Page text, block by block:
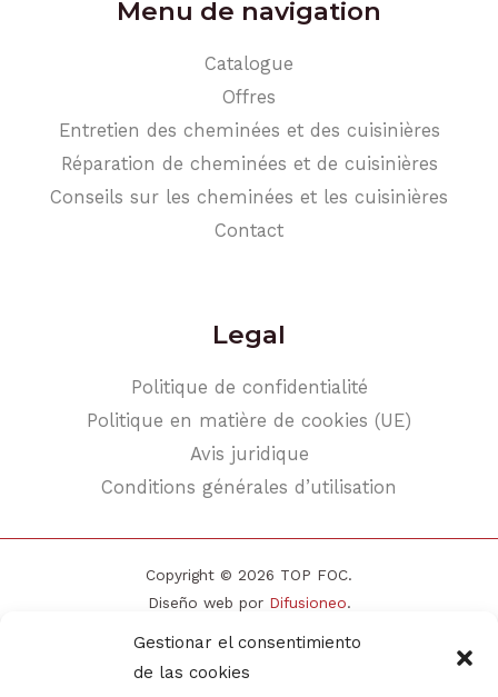
Gestionar el consentimiento
de las cookies
Menu de navigation
Catalogue
Offres
Entretien des cheminées et des cuisinières
Réparation de cheminées et de cuisinières
Conseils sur les cheminées et les cuisinières
Contact
Legal
Politique de confidentialité
Politique en matière de cookies (UE)
Avis juridique
Conditions générales d’utilisation
Copyright © 2026 TOP FOC.
Diseño web por Difusioneo.